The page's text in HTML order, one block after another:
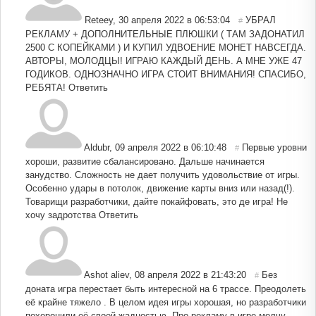
Reteey, 30 апреля 2022 в 06:53:04 # УБРАЛ
РЕКЛАМУ + ДОПОЛНИТЕЛЬНЫЕ ПЛЮШКИ ( ТАМ ЗАДОНАТИЛ
2500 С КОПЕЙКАМИ ) И КУПИЛ УДВОЕНИЕ МОНЕТ НАВСЕГДА.
АВТОРЫ, МОЛОДЦЫ! ИГРАЮ КАЖДЫЙ ДЕНЬ. А МНЕ УЖЕ 47
ГОДИКОВ. ОДНОЗНАЧНО ИГРА СТОИТ ВНИМАНИЯ! СПАСИБО,
РЕБЯТА! Ответить
Aldubr, 09 апреля 2022 в 06:10:48 # Первые уровни
хороши, развитие сбалансировано. Дальше начинается
занудство. Сложность не дает получить удовольствие от игры.
Особенно удары в потолок, движение карты вниз или назад(!).
Товарищи разработчики, дайте покайфовать, это де игра! Не
хочу задротства Ответить
Ashot aliev, 08 апреля 2022 в 21:43:20 # Без
доната игра перестает быть интересной на 6 трассе. Преодолеть
её крайне тяжело . В целом идея игры хорошая, но разработчики